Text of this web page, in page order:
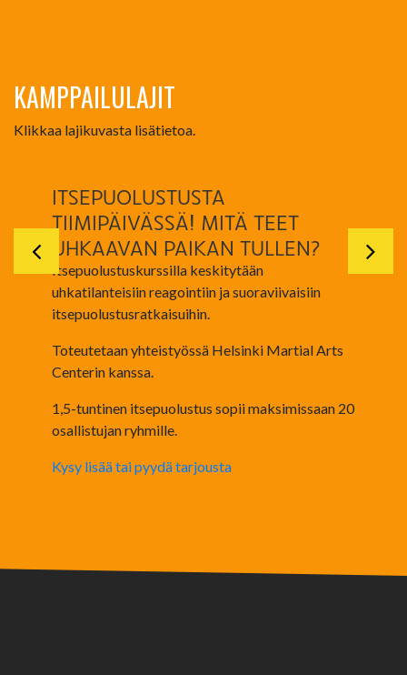
KAMPPAILULAJIT
Klikkaa lajikuvasta lisätietoa.
ITSEPUOLUSTUSTA
TIIMIPÄIVÄSSÄ! MITÄ TEET
UHKAAVAN PAIKAN TULLEN?
Itsepuolustuskurssilla keskitytään
uhkatilanteisiin reagointiin ja suoraviivaisiin
itsepuolustusratkaisuihin.
Toteutetaan yhteistyössä Helsinki Martial Arts
Centerin kanssa.
1,5-tuntinen itsepuolustus sopii maksimissaan 20
osallistujan ryhmille.
Kysy lisää tai pyydä tarjousta